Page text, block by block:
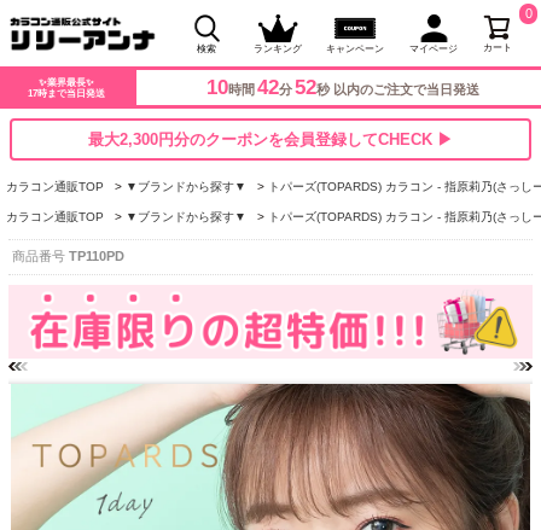
検索 ランキング キャンペーン マイページ カート
0
✨業界最長✨
17時まで当日発送
10時間 42分51秒 以内のご注文で当日発送
最大2,300円分のクーポンを会員登録してCHECK ▶
カラコン通販TOP ▼ブランドから探す▼ トパーズ(TOPARDS) カラコン - 指原莉乃(さっし
カラコン通販TOP ▼ブランドから探す▼ トパーズ(TOPARDS) カラコン - 指原莉乃(さっし
商品番号 TP110PD